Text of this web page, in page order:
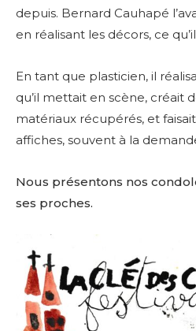
depuis. Bernard Cauhapé
en réalisant les décors, ce
En tant que plasticien, il
qu’il mettait en scène, créait
matériaux récupérés, et
affiches, souvent à la
Nous présentons nos
ses proches.